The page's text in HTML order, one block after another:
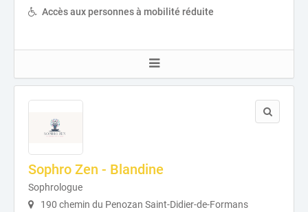
Accès aux personnes à mobilité réduite
Sophro Zen - Blandine
Sophrologue
190 chemin du Penozan Saint-Didier-de-Formans